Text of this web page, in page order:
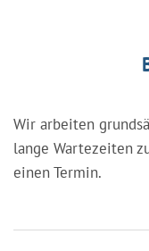
Wir arbeiten
lange Wartezeiten
einen Termin.